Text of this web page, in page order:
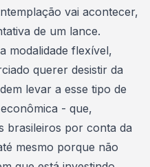
vai acontecer,
de um lance.
modalidade flexível,
querer desistir da
levar a esse tipo de
- que,
brasileiros por conta da
mesmo porque não